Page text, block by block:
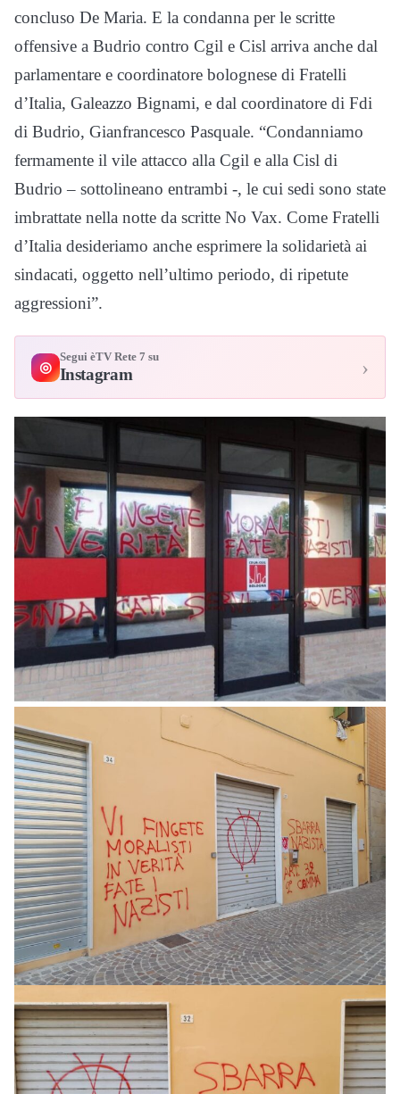
concluso De Maria. E la condanna per le scritte
offensive a Budrio contro Cgil e Cisl arriva anche dal
parlamentare e coordinatore bolognese di Fratelli
d’Italia, Galeazzo Bignami, e dal coordinatore di Fdi
di Budrio, Gianfrancesco Pasquale. “Condanniamo
fermamente il vile attacco alla Cgil e alla Cisl di
Budrio – sottolineano entrambi -, le cui sedi sono state
imbrattate nella notte da scritte No Vax. Come Fratelli
d’Italia desideriamo anche esprimere la solidarietà ai
sindacati, oggetto nell’ultimo periodo, di ripetute
aggressioni”.
◎
Segui èTV Rete 7 su
Instagram ›